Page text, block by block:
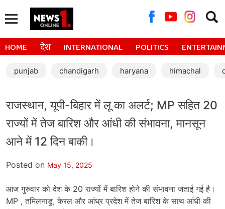
for:
HOME देश INTERNATIONAL POLITICS
punjab chandigarh haryana himachal
राजस्थान, यूपी-बिहार में लू का अलर्ट; MP सहित 20
राज्यों में तेज बारिश और आंधी की संभावना, मानसून
आने में 12 दिन बाकी।
Posted on May 15, 2025
आज गुरुवार को देश के 20 राज्यों में बारिश होने की संभावना जताई गई है।
MP , तमिलनाडु, केरल और आंध्र प्रदेश में तेज बारिश के साथ आंधी की